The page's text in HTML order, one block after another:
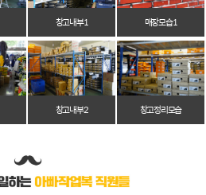
창고 내부 1 매장 모습 1
창고 내부 2 창고 정리 모습